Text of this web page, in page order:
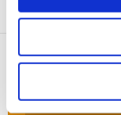
Anmäl dig till
senaste